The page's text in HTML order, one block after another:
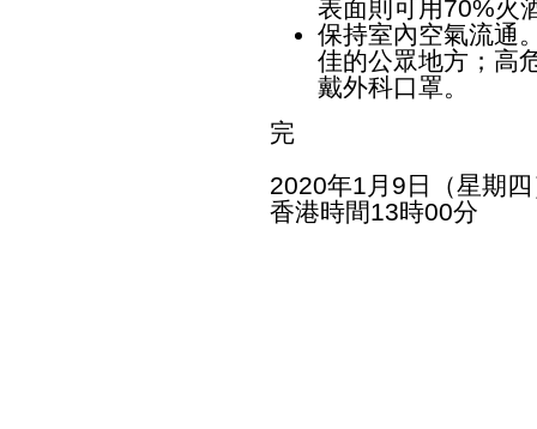
表面則可用70%火
保持室內空氣流通
佳的公眾地方；高
戴外科口罩。
完
2020年1月9日（星期
香港時間13時00分